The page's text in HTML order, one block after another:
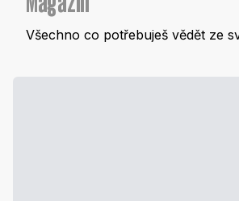
Všechno co potřebuješ vědět ze